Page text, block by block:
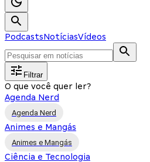
PodcastsNotíciasVídeos
Filtrar
O que você quer ler?
Agenda Nerd
Agenda Nerd
Animes e Mangás
Animes e Mangás
Ciência e Tecnologia